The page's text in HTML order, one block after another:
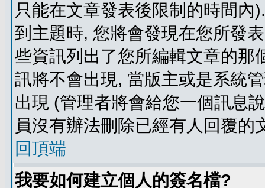
只能在文章發表後限制的時間
到主題時, 您將會發現在您所發
些資訊列出了您所編輯文章的那
訊將不會出現, 當版主或是系統
出現 (管理者將會給您一個訊息
員沒有辦法刪除已經有人回覆的
回頂端
我要如何建立個人的簽名檔?